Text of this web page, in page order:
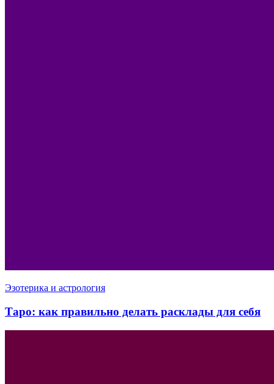
Эзотерика и астрология
Таро: как правильно делать расклады для себя